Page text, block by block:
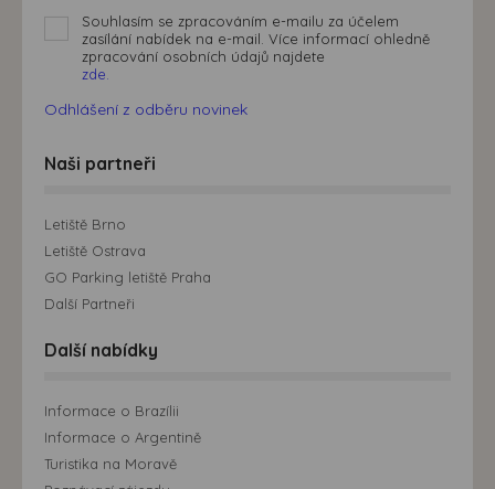
Souhlasím se zpracováním e-mailu za účelem
zasílání nabídek na e-mail. Více informací ohledně
zpracování osobních údajů najdete
zde.
Odhlášení z odběru novinek
Naši partneři
Letiště Brno
Letiště Ostrava
GO Parking letiště Praha
Další Partneři
Další nabídky
Informace o Brazílii
Informace o Argentině
Turistika na Moravě